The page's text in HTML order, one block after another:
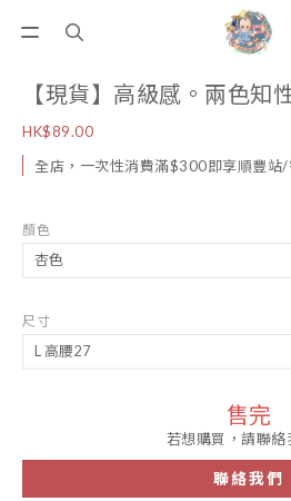
【現貨】高級感。兩色知
HK$89.00
全店，一次性消費滿$300即享順豐站
顏色
尺寸
售完
若想購買，請聯絡
聯絡我們